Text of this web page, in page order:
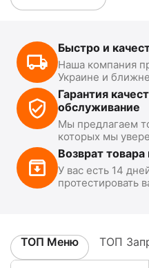
Быстро и
Наша компания
Украине и
Гарантия
обслуживание
Мы предлагаем
которых мы
Возврат
У вас есть 14
протестировать
ТОП Меню ТОП